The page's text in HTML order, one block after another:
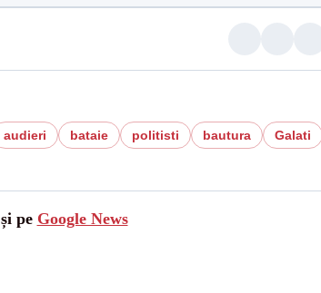
audieri bataie politisti bautura
Galati
pe Google News